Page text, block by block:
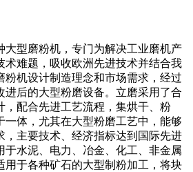
大型磨粉机，专门为解决工业磨机产
术难题，吸收欧洲先进技术并结合我
粉机设计制造理念和市场需求，经过
进后的大型粉磨设备。立磨采用了合
，配合先进工艺流程，集烘干、粉
一体，尤其在大型粉磨工艺中，能够
，主要技术、经济指标达到国际先进
于水泥、电力、冶金、化工、非金属
用于各种矿石的大型制粉加工，将块